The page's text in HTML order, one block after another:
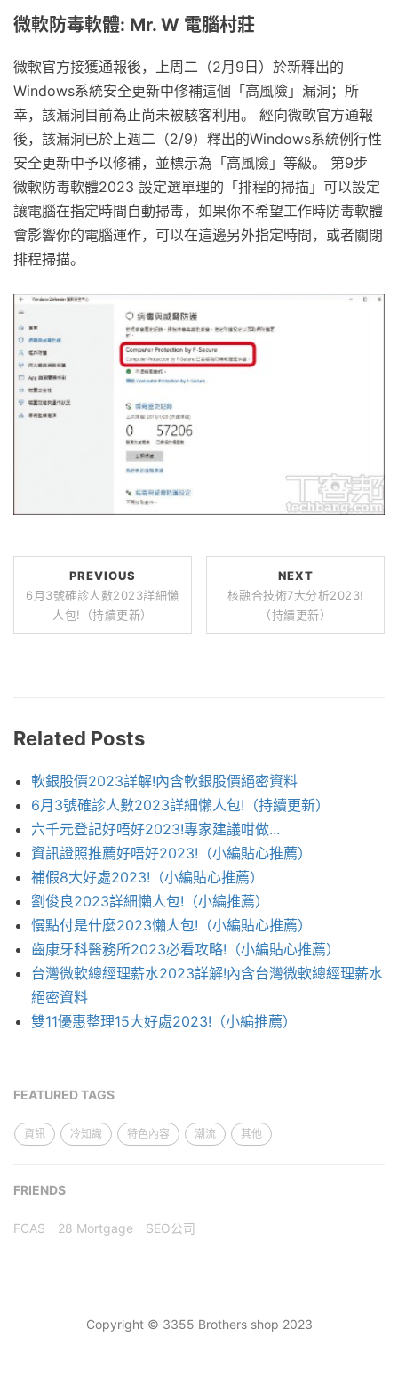
微軟防毒軟體: Mr. W 電腦村莊
微軟官方接獲通報後，上周二（2月9日）於新釋出的
Windows系統安全更新中修補這個「高風險」漏洞；所
幸，該漏洞目前為止尚未被駭客利用。 經向微軟官方通報
後，該漏洞已於上週二（2/9）釋出的Windows系統例行性
安全更新中予以修補，並標示為「高風險」等級。 第9步
微軟防毒軟體2023 設定選單理的「排程的掃描」可以設定
讓電腦在指定時間自動掃毒，如果你不希望工作時防毒軟體
會影響你的電腦運作，可以在這邊另外指定時間，或者關閉
排程掃描。
PREVIOUS
6月3號確診人數2023詳細懶
人包!（持續更新）
NEXT
核融合技術7大分析2023!
（持續更新）
Related Posts
軟銀股價2023詳解!內含軟銀股價絕密資料
6月3號確診人數2023詳細懶人包!（持續更新）
六千元登記好唔好2023!專家建議咁做...
資訊證照推薦好唔好2023!（小編貼心推薦）
補假8大好處2023!（小編貼心推薦）
劉俊良2023詳細懶人包!（小編推薦）
慢點付是什麼2023懶人包!（小編貼心推薦）
齒康牙科醫務所2023必看攻略!（小編貼心推薦）
台灣微軟總經理薪水2023詳解!內含台灣微軟總經理薪水
絕密資料
雙11優惠整理15大好處2023!（小編推薦）
FEATURED TAGS
資訊 冷知識 特色內容 潮流 其他
FRIENDS
FCAS 28 Mortgage SEO公司
Copyright © 3355 Brothers shop 2023